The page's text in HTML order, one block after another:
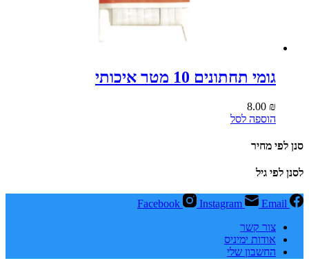
גומי תחתונים 10 מטר איכותי
8.00 ₪
הוספה לסל
סנן לפי מחיר
לסנן לפי גיל
Facebook Instagram
Email
צור קשר
אודות ימיניס
החשבון שלי